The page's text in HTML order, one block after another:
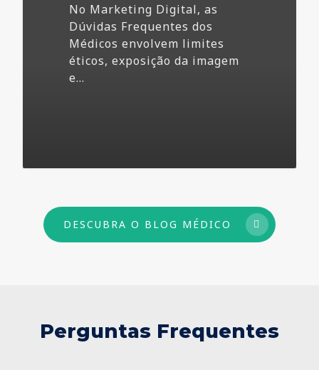
No Marketing Digital, as
Dúvidas Frequentes dos
Médicos envolvem limites
éticos, exposição da imagem
e…
DESCUBRA O BLOG MÉDICO
Perguntas Frequentes